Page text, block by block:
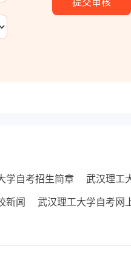
学自考招生简章 武汉理工
新闻 武汉理工大学自考网